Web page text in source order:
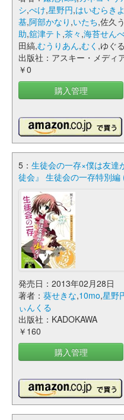
シ,ぺけ,星野円,はいむらき
基,阿部かなり ,いたち,佐久
助,舘津テト ,茶々 ,海苔せん
田縞,むうりあん,むく ,ゆぐ
出版社：アスキー・メディ
￥0
購入管理
5： 生徒会の一存×僕は友
徒会』 生徒会の一存特別
発売日：2013年02月28日
著者： 葵せきな,10mo,星野
ぃんくる
出版社：KADOKAWA
￥160
購入管理